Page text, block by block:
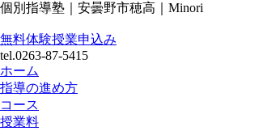
個別指導塾｜安曇野市穂高｜Minori
無料体験授業申込み
tel.0263-87-5415
ホーム
指導の進め方
コース
授業料